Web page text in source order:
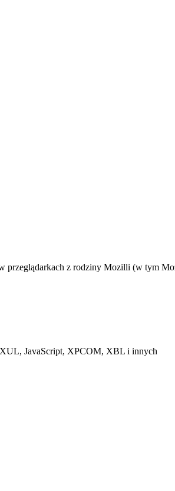
przeglądarkach z rodziny Mozilli (w tym
XUL, JavaScript, XPCOM, XBL i innych